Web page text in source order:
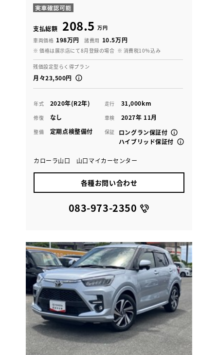
支払総額 208.5 万円
車両価格 198万円 諸費用 10.5万円
※ 価格は展示店にて8月登録の場合 ※ 消費税10％込み
残価設定型らく得プラン
月々23,500円
年式 2020年(R2年) 走行 31,000km
修復 なし 車検 2027年 11月
整備 定期点検整備付 保証
ロングラン保証付
ハイブリッド保証付
カローラ山口 山口マイカーセンター
各種お問い合わせ
083-973-2350